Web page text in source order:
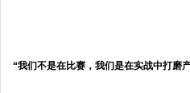
“我们不是在比赛，我们是在实战中打磨